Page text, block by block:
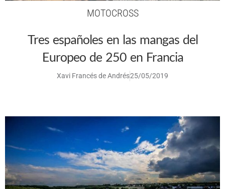
MOTOCROSS
Tres españoles en las mangas del
Europeo de 250 en Francia
Xavi Francés de Andrés25/05/2019